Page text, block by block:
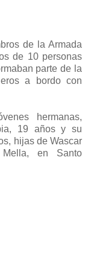
de la Armada
de 10 personas
parte de la
a bordo con
hermanas,
19 años y su
hijas de Wascar
en Santo